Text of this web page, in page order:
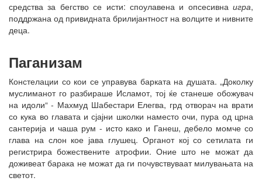
средства за бегство се исти: споулавена и опсесивна игра,
поддржана од привидната брилијантност на волците и нивните
деца.
Паганизам
Констелации со кои се управува барката на душата. „Доколку
муслиманот го разбираше Исламот, тој ќе станеше обожувач
на идоли“ - Махмуд Шабестари Елегва, грд отворач на врати
со кука во главата и сјајни школки наместо очи, пура од црна
сантерија и чаша рум - исто како и Ганеш, дебело момче со
глава на слон кое јава глушец. Органот кој со сетилата ги
регистрира божествените атрофии. Оние што не можат да
доживеат барака не можат да ги почувствуваат милувањата на
светот.